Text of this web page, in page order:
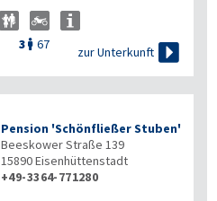
3  67
zur Unterkunft 
Pension 'Schönfließer Stuben'
Beeskower Straße 139
15890Eisenhüttenstadt
+49-3364-771280